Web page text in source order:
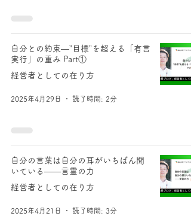
自分との約束―”目標”を超える「有言
実行」の重み Part①
経営者としての在り方
2025年4月29日 読了時間: 2分
自分の言葉は自分の耳がいちばん聞
いている――言霊の力
経営者としての在り方
2025年4月21日 読了時間: 3分